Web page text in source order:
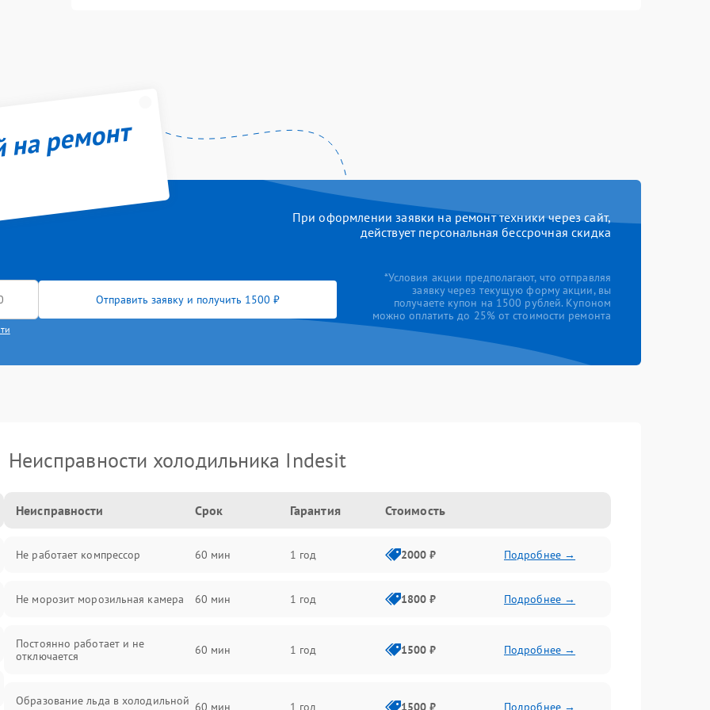
ремонт
При оформлении заявки на ремонт техники через сайт,
действует персональная бессрочная скидка
Отправить заявку и получить 1500 ₽
*Условия акции предполагают, что отправляя
заявку через текущую форму акции, вы
получаете купон на 1500 рублей. Купоном
можно оплатить до 25% от стоимости ремонта
Неисправности холодильника Indesit
Неисправности Срок Гарантия Стоимость
Не работает компрессор 60 мин 1 год 2000 ₽ Подробнее →
Не морозит морозильная камера 60 мин 1 год 1800 ₽ Подробнее →
Постоянно работает и не
отключается
60 мин 1 год 1500 ₽ Подробнее →
Образование льда в холодильной 60 мин 1 год 1500 ₽ Подробнее →